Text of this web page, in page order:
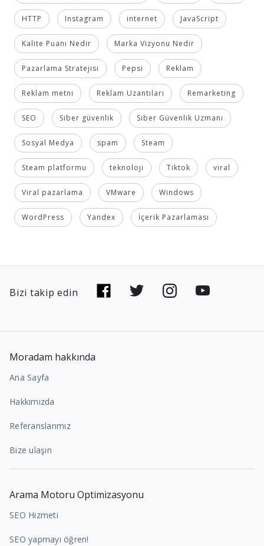
HTTP Instagram internet JavaScript
Kalite Puanı Nedir Marka Vizyonu Nedir
Pazarlama Stratejisi Pepsi Reklam
Reklam metni Reklam Uzantıları Remarketing
SEO Siber güvenlik Siber Güvenlik Uzmanı
Sosyal Medya spam Steam
Steam platformu teknoloji Tiktok viral
Viral pazarlama VMware Windows
WordPress Yandex İçerik Pazarlaması
Bizi takip edin
Moradam hakkında
Ana Sayfa
Hakkımızda
Referanslarımız
Bize ulaşın
Arama Motoru Optimizasyonu
SEO Hizmeti
SEO yapmayı öğren!